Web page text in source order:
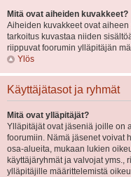
Mitä ovat aiheiden kuvakkeet?
Aiheiden kuvakkeet ovat
tarkoitus kuvastaa niiden
riippuvat foorumin ylläpitäjän
Ylös
Käyttäjätasot ja ryhmät
Mitä ovat ylläpitäjät?
Ylläpitäjät ovat jäseniä joille on
foorumiin. Nämä jäsenet voivat
osa-alueita, mukaan lukien
käyttäjäryhmät ja valvojat yms.,
ylläpitäjille määrittelemistä